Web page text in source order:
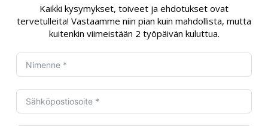
Kaikki kysymykset, toiveet ja ehdotukset ovat
tervetulleita! Vastaamme niin pian kuin mahdollista, mutta
kuitenkin viimeistään 2 työpäivän kuluttua.